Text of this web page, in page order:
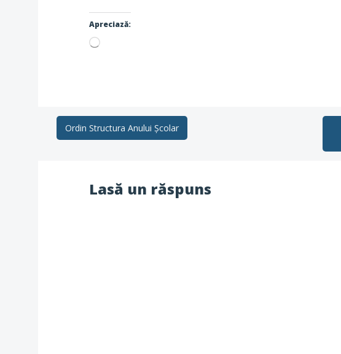
Apreciază:
Încarc...
Post
Ordin Structura Anului Școlar
Lasă un răspuns